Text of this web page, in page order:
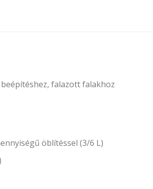
falazott falakhoz
öblítéssel (3/6 L)